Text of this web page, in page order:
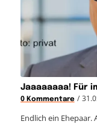
Jaaaaaaaa! Für
0 Kommentare /
Endlich ein